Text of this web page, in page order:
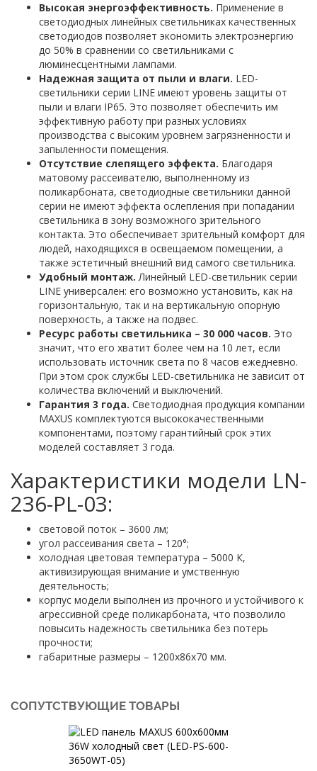
Высокая энергоэффективность. Применение в
светодиодных линейных светильниках качественных
светодиодов позволяет экономить электроэнергию
до 50% в сравнении со светильниками с
люминесцентными лампами.
Надежная защита от пыли и влаги. LED-
светильники серии LINE имеют уровень защиты от
пыли и влаги IP65. Это позволяет обеспечить им
эффективную работу при разных условиях
производства с высоким уровнем загрязненности и
запыленности помещения.
Отсутствие слепящего эффекта. Благодаря
матовому рассеивателю, выполненному из
поликарбоната, светодиодные светильники данной
серии не имеют эффекта ослепления при попадании
светильника в зону возможного зрительного
контакта. Это обеспечивает зрительный комфорт для
людей, находящихся в освещаемом помещении, а
также эстетичный внешний вид самого светильника.
Удобный монтаж. Линейный LED-светильник серии
LINE универсален: его возможно установить, как на
горизонтальную, так и на вертикальную опорную
поверхность, а также на подвес.
Ресурс работы светильника – 30 000 часов. Это
значит, что его хватит более чем на 10 лет, если
использовать источник света по 8 часов ежедневно.
При этом срок службы LED-светильника не зависит от
количества включений и выключений.
Гарантия 3 года. Светодиодная продукция компании
MAXUS комплектуются высококачественными
компонентами, поэтому гарантийный срок этих
моделей составляет 3 года.
Характеристики модели LN-
236-PL-03:
световой поток – 3600 лм;
угол рассеивания света – 120°;
холодная цветовая температура – 5000 К,
активизирующая внимание и умственную
деятельность;
корпус модели выполнен из прочного и устойчивого к
агрессивной среде поликарбоната, что позволило
повысить надежность светильника без потерь
прочности;
габаритные размеры – 1200х86х70 мм.
СОПУТСТВУЮЩИЕ ТОВАРЫ